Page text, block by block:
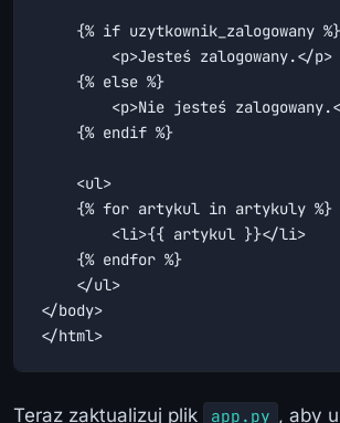
    {% if uzytkownik_zalogowany %}
        <p>Jesteś zalogowany.</p>
    {% else %}
<p>Nie jesteś
    {% endif %}
    <ul>
    {% for artykul in artykuly %}
        <li>{{ artykul }}</li>
    {% endfor %}
    </ul>
</body>
</html>
Teraz zaktualizuj plik app.py , aby